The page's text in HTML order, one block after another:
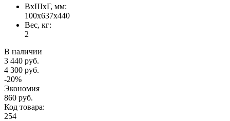
ВxШxГ, мм:
100x637x440
Вес, кг:
2
В наличии
3 440 руб.
4 300 руб.
-20%
Экономия
860 руб.
Код товара:
254